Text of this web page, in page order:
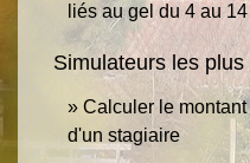
liés au gel du 4 au
Simulateurs les
Calculer le
d'un stagiaire